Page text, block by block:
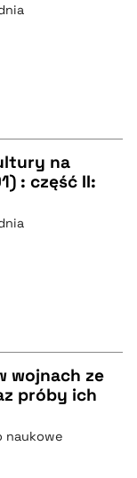
na
: część II:
wojnach ze
próby ich
naukowe